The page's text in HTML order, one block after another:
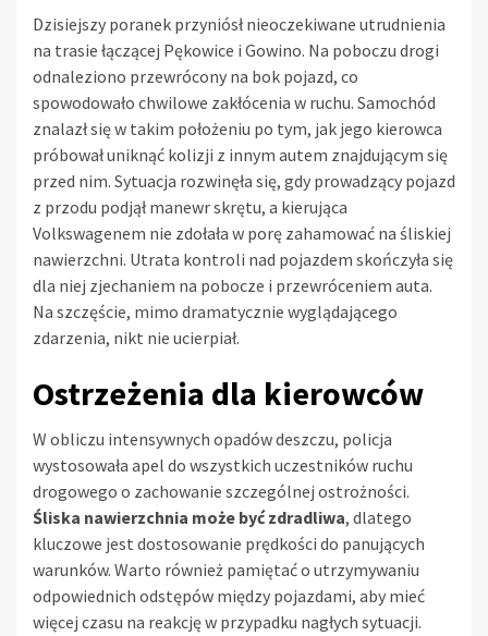
Dzisiejszy poranek przyniósł nieoczekiwane utrudnienia
na trasie łączącej Pękowice i Gowino. Na poboczu drogi
odnaleziono przewrócony na bok pojazd, co
spowodowało chwilowe zakłócenia w ruchu. Samochód
znalazł się w takim położeniu po tym, jak jego kierowca
próbował uniknąć kolizji z innym autem znajdującym się
przed nim. Sytuacja rozwinęła się, gdy prowadzący pojazd
z przodu podjął manewr skrętu, a kierująca
Volkswagenem nie zdołała w porę zahamować na śliskiej
nawierzchni. Utrata kontroli nad pojazdem skończyła się
dla niej zjechaniem na pobocze i przewróceniem auta.
Na szczęście, mimo dramatycznie wyglądającego
zdarzenia, nikt nie ucierpiał.
Ostrzeżenia dla kierowców
W obliczu intensywnych opadów deszczu, policja
wystosowała apel do wszystkich uczestników ruchu
drogowego o zachowanie szczególnej ostrożności.
Śliska nawierzchnia może być zdradliwa, dlatego
kluczowe jest dostosowanie prędkości do panujących
warunków. Warto również pamiętać o utrzymywaniu
odpowiednich odstępów między pojazdami, aby mieć
więcej czasu na reakcję w przypadku nagłych sytuacji.